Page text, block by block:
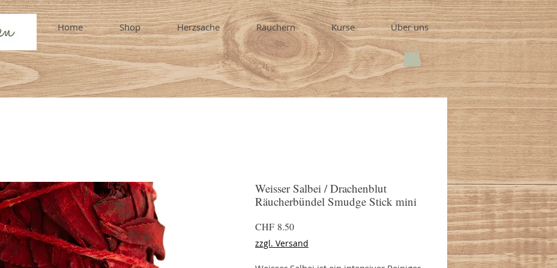
Home Shop Herzsache Räuchern Kurse Über uns
Weisser Salbei / Drachenblut
Räucherbündel Smudge Stick mini
CHF 8.50Preis
zzgl. Versand